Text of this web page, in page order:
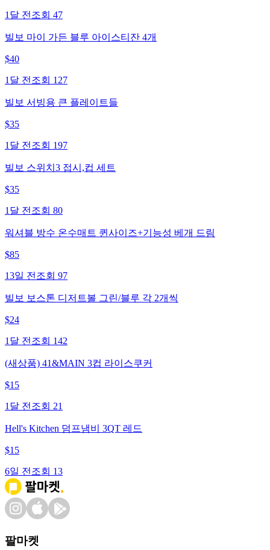
1달 전 조회 47
빌보 마이 가든 블루 아이스티잔 4개
$40
1달 전 조회 127
빌보 서빙용 큰 플레이트들
$35
1달 전 조회 197
빌보 스위치3 접시,컵 세트
$35
1달 전 조회 80
워셔블 방수 온수매트 퀸사이즈+기능성 베개 드림
$85
13일 전 조회 97
빌보 보스톤 디저트볼 그린/블루 각 2개씩
$24
1달 전 조회 142
(새상품) 41&MAIN 3컵 라이스쿠커
$15
1달 전 조회 21
Hell's Kitchen 덤프냄비 3QT 레드
$15
6일 전 조회 13
팔마켓